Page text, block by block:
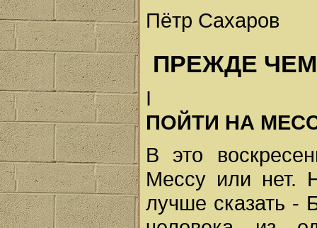
Пётр Сахаров
ПРЕЖДЕ
I
ПОЙТИ НА
В это
Мессу или нет.
лучше сказать -